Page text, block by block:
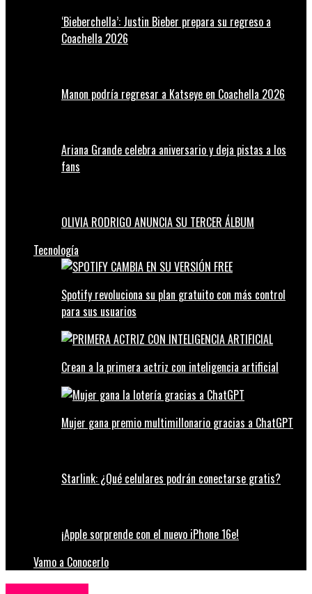
‘Bieberchella’: Justin Bieber prepara su regreso a
Coachella 2026
Manon podría regresar a Katseye en Coachella 2026
Ariana Grande celebra aniversario y deja pistas a los
fans
OLIVIA RODRIGO ANUNCIA SU TERCER ÁLBUM
Tecnología
Spotify revoluciona su plan gratuito con más control
para sus usuarios
Crean a la primera actriz con inteligencia artificial
Mujer gana premio multimillonario gracias a ChatGPT
Starlink: ¿Qué celulares podrán conectarse gratis?
¡Apple sorprende con el nuevo iPhone 16e!
Vamo a Conocerlo